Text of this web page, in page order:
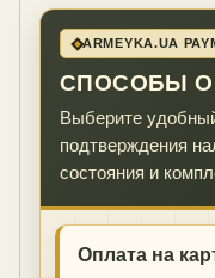
ARMEYKA.UA
СПОСОБЫ
Выберите
подтверждения
состояния и
Оплата на